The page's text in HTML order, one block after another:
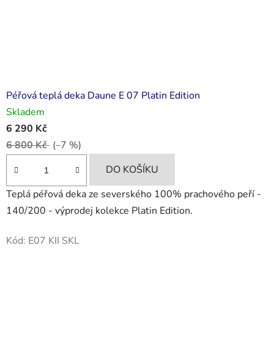
Péřová teplá deka Daune E 07 Platin Edition
Skladem
6 290 Kč
6 800 Kč (–7 %)
DO KOŠÍKU
Teplá péřová deka ze severského 100% prachového peří -
140/200 - výprodej kolekce Platin Edition.
Kód: E07 KII SKL